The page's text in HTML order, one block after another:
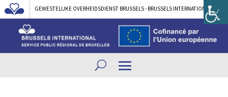
GEWESTELIJKE OVERHEIDSDIENST BRUSSELS - BRUSSELS INTERNATIONAL